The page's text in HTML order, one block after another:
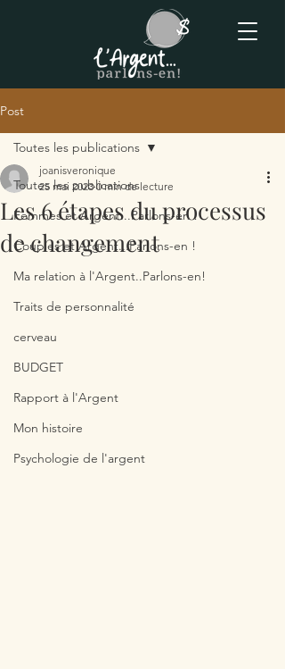
Post
Toutes les publications
Femmes et Argent...Parlons-en !
Couples et Argent...Parlons-en !
Ma relation à l'Argent..Parlons-en!
Traits de personnalité
cerveau
BUDGET
Rapport à l'Argent
Mon histoire
Psychologie de l'argent
Toutes les publications
Les 6 étapes du processus
de changement
joanisveronique
25 mai 2023 0 min de lecture